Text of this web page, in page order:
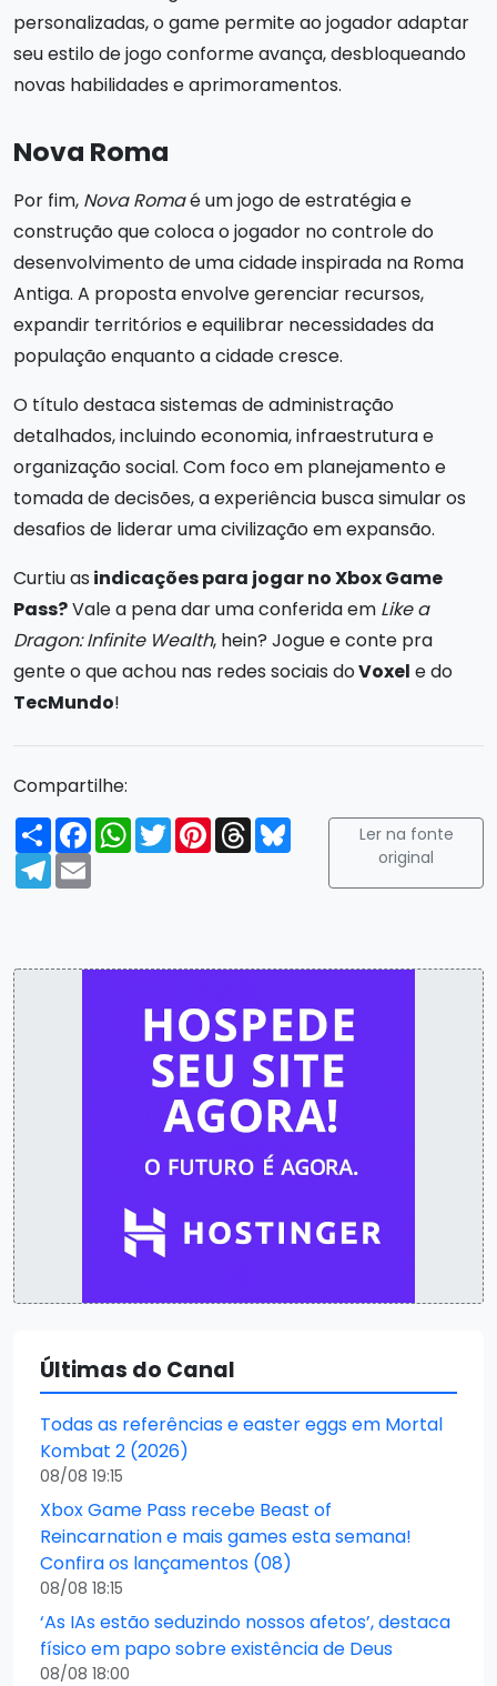
personalizadas, o game permite ao jogador adaptar
seu estilo de jogo conforme avança, desbloqueando
novas habilidades e aprimoramentos.
Nova Roma
Por fim, Nova Romaé um jogo de estratégia e
construção que coloca o jogador no controle do
desenvolvimento de uma cidade inspirada na Roma
Antiga. A proposta envolve gerenciar recursos,
expandir territórios e equilibrar necessidades da
população enquanto a cidade cresce.
O título destaca sistemas de administração
detalhados, incluindo economia, infraestrutura e
organização social. Com foco em planejamento e
tomada de decisões, a experiência busca simular os
desafios de liderar uma civilização em expansão.
Curtiu as indicações para jogar no Xbox Game
Pass?Vale a pena dar uma conferida em Like a
Dragon: Infinite Wealth, hein? Jogue e conte pra
gente o que achou nas redes sociais doVoxel e do
TecMundo!
Compartilhe:
Compartilhar
FacebookWhatsApp
TwitterPinterest
ThreadsBluesky
Telegram
Email
Ler na fonte
original
Últimas do Canal
Todas as referências e easter eggs em Mortal
Kombat 2 (2026)
08/08 19:15
Xbox Game Pass recebe Beast of
Reincarnation e mais games esta semana!
Confira os lançamentos (08)
08/08 18:15
‘As IAs estão seduzindo nossos afetos’, destaca
físico em papo sobre existência de Deus
08/08 18:00